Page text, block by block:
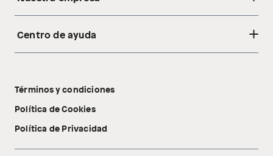
Acerca de nosotros
Tecnología Pillow Walk
Centro de ayuda
Libro de reclamaciones
Términos y condiciones
Política de Cookies
Política de Privacidad